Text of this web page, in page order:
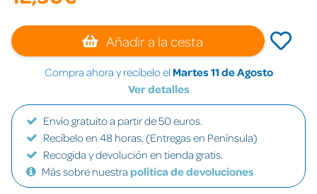
Añadir a la cesta
Compra ahora y recíbelo el Martes 11 de Agosto
Ver detalles
Envío gratuito a partir de 50 euros.
Recíbelo en 48 horas. (Entregas en Península)
Recogida y devolución en tienda gratis.
Más sobre nuestra política de devoluciones